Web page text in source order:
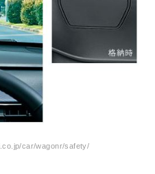
car/wagonr/safety/